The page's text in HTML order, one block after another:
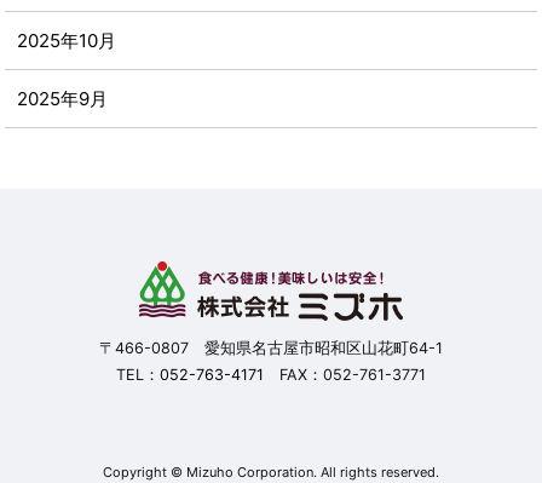
2025年10月
2025年9月
〒466-0807 愛知県名古屋市昭和区山花町64-1
TEL： 052-763-4171 FAX：052-761-3771
Copyright © Mizuho Corporation. All rights reserved.